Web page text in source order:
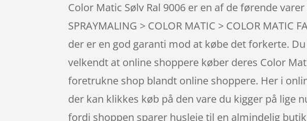
Color Matic Sølv Ral 9006 er en af de førende
SPRAYMALING > COLOR MATIC > COLOR
der er en god garanti mod at købe det forkerte.
velkendt at online shoppere køber deres Color
foretrukne shop blandt online shoppere. Her i
der kan klikkes køb på den vare du kigger på lige
fordi shoppen sparer husleje til en almindelig